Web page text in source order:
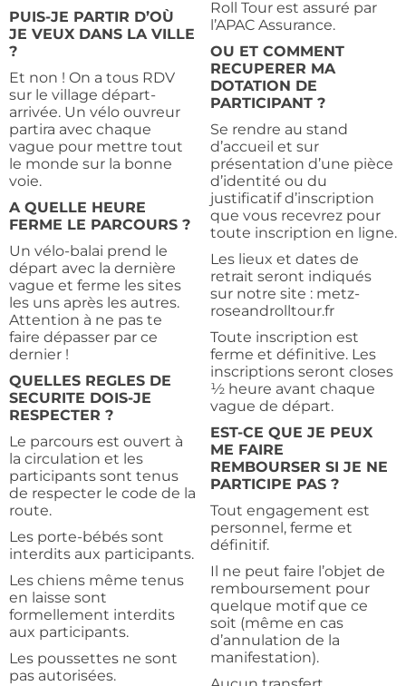
PUIS-JE PARTIR D’OÙ
JE VEUX DANS LA VILLE
?
Et non ! On a tous RDV
sur le village départ-
arrivée. Un vélo ouvreur
partira avec chaque
vague pour mettre tout
le monde sur la bonne
voie.
A QUELLE HEURE
FERME LE PARCOURS ?
Un vélo-balai prend le
départ avec la dernière
vague et ferme les sites
les uns après les autres.
Attention à ne pas te
faire dépasser par ce
dernier !
QUELLES REGLES DE
SECURITE DOIS-JE
RESPECTER ?
Le parcours est ouvert à
la circulation et les
participants sont tenus
de respecter le code de la
route.
Les porte-bébés sont
interdits aux participants.
Les chiens même tenus
en laisse sont
formellement interdits
aux participants.
Les poussettes ne sont
pas autorisées.
Roll Tour est assuré par
l’APAC Assurance.
OU ET COMMENT
RECUPERER MA
DOTATION DE
PARTICIPANT ?
Se rendre au stand
d’accueil et sur
présentation d’une pièce
d’identité ou du
justificatif d’inscription
que vous recevrez pour
toute inscription en ligne.
Les lieux et dates de
retrait seront indiqués
sur notre site : metz-
roseandrolltour.fr
Toute inscription est
ferme et définitive. Les
inscriptions seront closes
½ heure avant chaque
vague de départ.
EST-CE QUE JE PEUX
ME FAIRE
REMBOURSER SI JE NE
PARTICIPE PAS ?
Tout engagement est
personnel, ferme et
définitif.
Il ne peut faire l’objet de
remboursement pour
quelque motif que ce
soit (même en cas
d’annulation de la
manifestation).